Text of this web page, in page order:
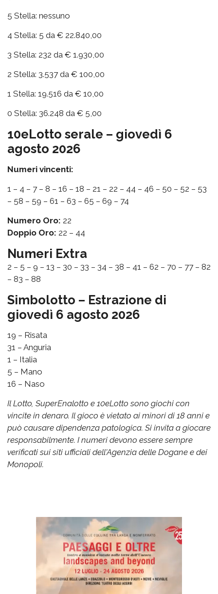
5 Stella: nessuno
4 Stella: 5 da € 22.840,00
3 Stella: 232 da € 1.930,00
2 Stella: 3.537 da € 100,00
1 Stella: 19.516 da € 10,00
0 Stella: 36.248 da € 5,00
10eLotto serale – giovedì 6
agosto 2026
Numeri vincenti:
1 – 4 – 7 – 8 – 16 – 18 – 21 – 22 – 44 – 46 – 50 – 52 – 53
– 58 – 59 – 61 – 63 – 65 – 69 – 74
Numero Oro: 22
Doppio Oro: 22 – 44
Numeri Extra
2 – 5 – 9 – 13 – 30 – 33 – 34 – 38 – 41 – 62 – 70 – 77 – 82
– 83 – 88
Simbolotto – Estrazione di
giovedì 6 agosto 2026
19 – Risata
31 – Anguria
1 – Italia
5 – Mano
16 – Naso
Il Lotto, SuperEnalotto e 10eLotto sono giochi con
vincite in denaro. Il gioco è vietato ai minori di 18 anni e
può causare dipendenza patologica. Si invita a giocare
responsabilmente. I numeri devono essere sempre
verificati sui siti ufficiali dell'Agenzia delle Dogane e dei
Monopoli.